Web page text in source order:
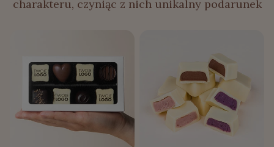
charakteru, czyniąc z nich unikalny podarunek